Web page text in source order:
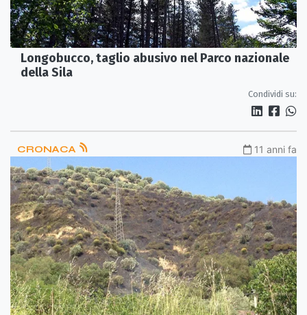
Longobucco, taglio abusivo nel Parco nazionale
della Sila
Condividi su:
CRONACA 11 anni fa